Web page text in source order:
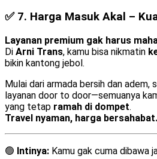
✅ 7. Harga Masuk Akal –
Layanan premium gak harus
Di Arni Trans, kamu bisa nikmatin
bikin kantong jebol.
Mulai dari armada bersih dan adem,
layanan door to door—semuanya
yang tetap ramah di dompet.
Travel nyaman, harga
🟢 Intinya: Kamu gak cuma dibawa